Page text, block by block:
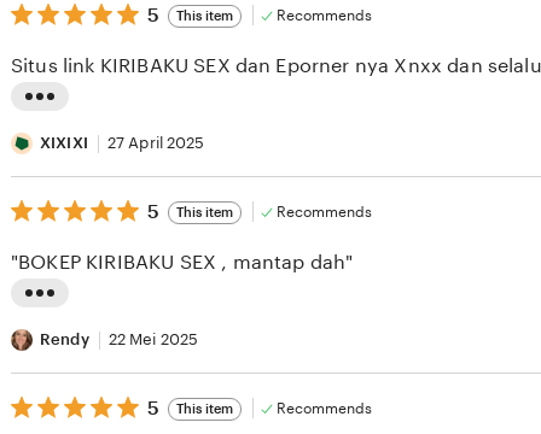
t
n
r
e
v
e
b
y
A
5
out
5
stars
5 This item Recommends
i
s
t
n
r
e
v
Situs link KIRIBAKU SEX dan Eporner nya Xnxx dan
XIXIXI 27 April 2025
5
out
5
stars
5 This item Recommends
i
s
t
"BOKEP KIRIBAKU SEX , mantap dah"
Rendy 22 Mei 2025
5
out
5 This item Recommends